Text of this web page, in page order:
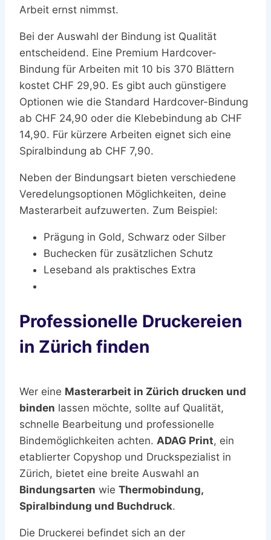
Arbeit ernst nimmst.
Bei der Auswahl der Bindung ist Qualität
entscheidend. Eine Premium Hardcover-
Bindung für Arbeiten mit 10 bis 370 Blättern
kostet CHF 29,90. Es gibt auch günstigere
Optionen wie die Standard Hardcover-Bindung
ab CHF 24,90 oder die Klebebindung ab CHF
14,90. Für kürzere Arbeiten eignet sich eine
Spiralbindung ab CHF 7,90.
Neben der Bindungsart bieten verschiedene
Veredelungsoptionen Möglichkeiten, deine
Masterarbeit aufzuwerten. Zum Beispiel:
Prägung in Gold, Schwarz oder Silber
Buchecken für zusätzlichen Schutz
Leseband als praktisches Extra
Professionelle Druckereien
in Zürich finden
Wer eine Masterarbeit in Zürich drucken und
binden lassen möchte, sollte auf Qualität,
schnelle Bearbeitung und professionelle
Bindemöglichkeiten achten. ADAG Print, ein
etablierter Copyshop und Druckspezialist in
Zürich, bietet eine breite Auswahl an
Bindungsarten wie Thermobindung,
Spiralbindung und Buchdruck.
Die Druckerei befindet sich an der